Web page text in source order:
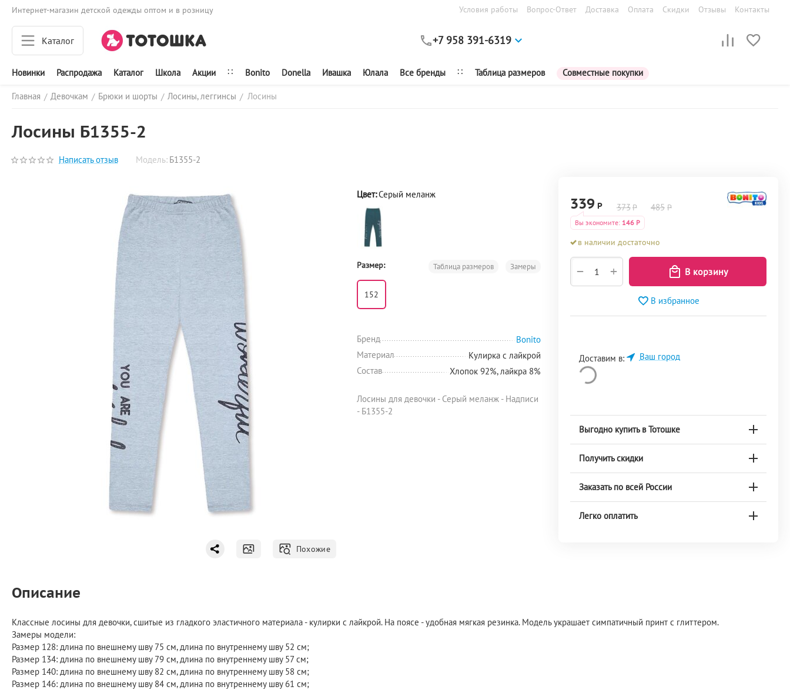
Интернет-магазин детской одежды оптом и в розницу Условия работы Вопрос-Ответ Доставка Оплата Скидки Отзывы Контакты
Каталог +7 958 391-6319
Новинки Распродажа Каталог Школа Акции ∷ Bonito Donella Ивашка Юлала Все бренды ∷ Таблица размеров Совместные покупки
Главная / Девочкам / Брюки и шорты / Лосины, леггинсы / Лосины
Лосины Б1355-2
Написать отзыв Модель: Б1355-2
Похожие
Цвет:Серый меланж
Размер: Замеры
Таблица размеров
152
Бренд
Bonito
Материал
Кулирка с лайкрой
Состав
Хлопок 92%, лайкра 8%
Лосины для девочки - Серый меланж - Надписи
- Б1355-2
339 Р 373Р 485 Р
Вы экономите: 146 Р
в наличии достаточно
+
−
В избранное
Доставим в: Ваш город
Выгодно купить в Тотошке
Получить скидки
Заказать по всей России
Легко оплатить
Описание
Классные лосины для девочки, сшитые из гладкого эластичного материала - кулирки с лайкрой. На поясе - удобная мягкая резинка. Модель украшает симпатичный принт с глиттером.
Замеры модели:
Размер 128: длина по внешнему шву 75 см, длина по внутреннему шву 52 см;
Размер 134: длина по внешнему шву 79 см, длина по внутреннему шву 57 см;
Размер 140: длина по внешнему шву 82 см, длина по внутреннему шву 58 см;
Размер 146: длина по внешнему шву 84 см, длина по внутреннему шву 61 см;